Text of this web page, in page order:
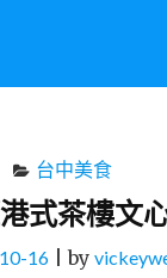
台中美食
式茶樓文
16 |by